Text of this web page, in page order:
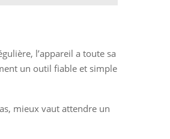
l’appareil a toute sa
un outil fiable et simple
mieux vaut attendre un